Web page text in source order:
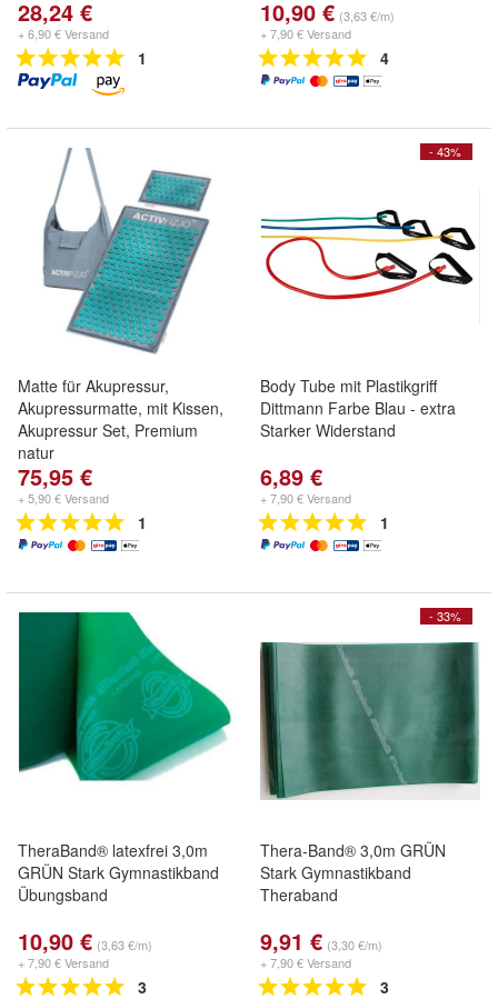
28,24 €
+ 6,90 € Versand
1
10,90 € (3,63 €/m)
+ 7,90 € Versand
4
Matte für Akupressur,
Akupressurmatte, mit Kissen,
Akupressur Set, Premium
natur
75,95 €
+ 5,90 € Versand
1
- 43%
Body Tube mit Plastikgriff
Dittmann Farbe Blau - extra
Starker Widerstand
6,89 €
+ 7,90 € Versand
1
TheraBand® latexfrei 3,0m
GRÜN Stark Gymnastikband
Übungsband
10,90 € (3,63 €/m)
+ 7,90 € Versand
3
- 33%
Thera-Band® 3,0m GRÜN
Stark Gymnastikband
Theraband
9,91 € (3,30 €/m)
+ 7,90 € Versand
3